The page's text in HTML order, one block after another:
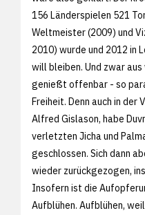
156 Länderspielen 521
Weltmeister (2009) und
2010) wurde und 2012 in
will bleiben. Und zwar
genießt offenbar - so
Freiheit. Denn auch in der
Alfred Gislason, habe
verletzten Jicha und
geschlossen. Sich dann
wieder zurückgezogen,
Insofern ist die
Aufblühen. Aufblühen,